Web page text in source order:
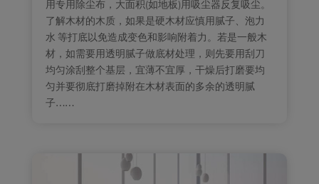
用专用除尘布，大面积(如地板)用吸尘器反复吸尘。
了解木材的木质，如果是硬木材应慎用腻子、泡力
水 等打底以免造成变色和影响附着力。若是一般木
材，如需要用透明腻子做底材处理，则先要用刮刀
均匀涂刮整个基层，宜薄不宜厚，干燥后打磨要均
匀并要彻底打磨掉附在木材表面的多余的透明腻
子……